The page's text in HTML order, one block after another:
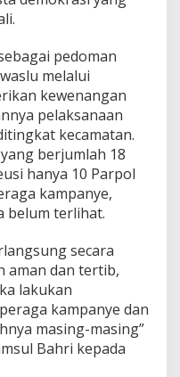
n
g
a
pedoman
melalui
kewenangan
pelaksanaan
kecamatan.
berjumlah 18
hanya 10 Parpol
kampanye,
belum terlihat.
secara
aman dan tertib,
lakukan
kampanye dan
masing-masing”
Bahri kepada